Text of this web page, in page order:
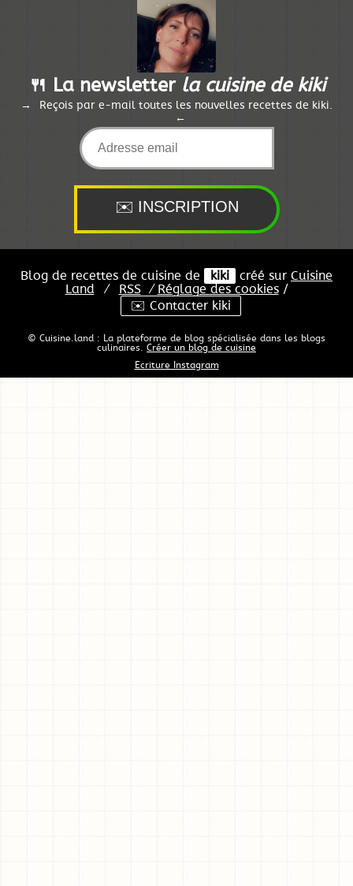
🍴 La newsletter la cuisine de kiki
Reçois par e-mail toutes les nouvelles recettes de kiki.
Blog de recettes de cuisine de kiki créé sur Cuisine
Land
⁄ RSS ⁄ Réglage des cookies/
✉️ Contacter kiki
© Cuisine.land : La plateforme de blog spécialisée dans les blogs
culinaires. Créer un blog de cuisine
Ecriture Instagram